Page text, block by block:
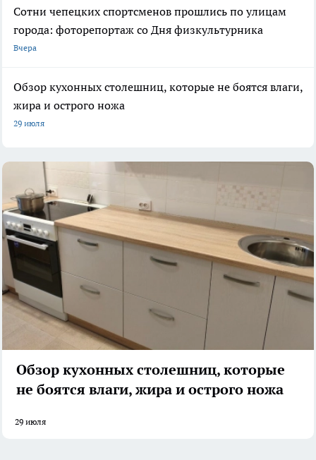
Сотни чепецких спортсменов прошлись по улицам
города: фоторепортаж со Дня физкультурника
Вчера
Обзор кухонных столешниц, которые не боятся влаги,
жира и острого ножа
29 июля
Обзор кухонных столешниц, которые
не боятся влаги, жира и острого ножа
29 июля